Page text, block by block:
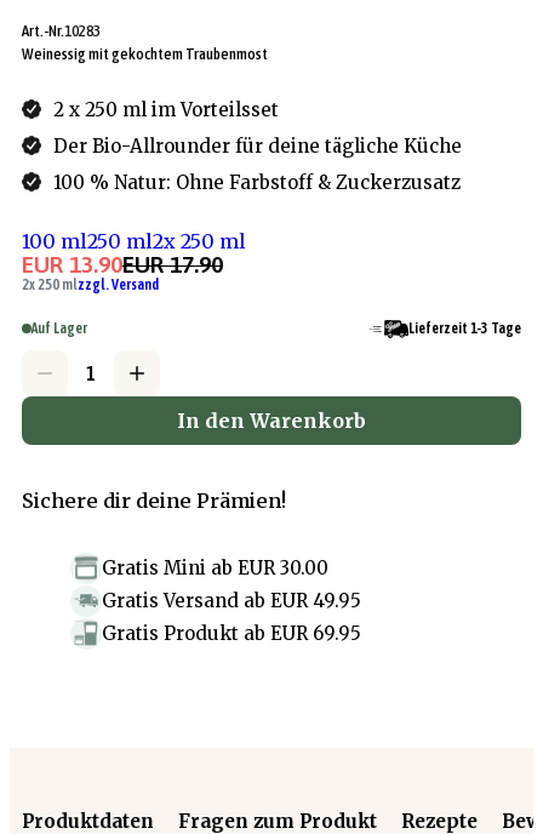
Art.-Nr.10283
Weinessig mit gekochtem Traubenmost
2 x 250 ml im Vorteilsset
Der Bio-Allrounder für deine tägliche Küche
100 % Natur: Ohne Farbstoff & Zuckerzusatz
100 ml250 ml2x 250 ml
EUR 13.90EUR 17.90
2x 250 mlzzgl. Versand
Auf Lager Lieferzeit 1-3 Tage
In den Warenkorb
Sichere dir deine Prämien!
Gratis Mini ab EUR 30.00
Gratis Versand ab EUR 49.95
Gratis Produkt ab EUR 69.95
Produktdaten Fragen zum Produkt Rezepte